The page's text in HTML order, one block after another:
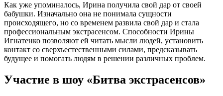
Как уже упоминалось, Ирина получила свой дар от своей
бабушки. Изначально она не понимала сущности
происходящего, но со временем развила свой дар и стала
профессиональным экстрасенсом. Способности Ирины
Игнатенко позволяют ей читать мысли людей, установить
контакт со сверхъестественными силами, предсказывать
будущее и помогать людям в решении различных проблем.
Участие в шоу «Битва экстрасенсов»